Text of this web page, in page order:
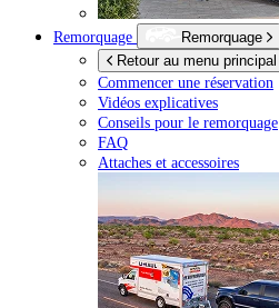
Remorquage
Remorquage
Retour au menu principal
Commencer une réservation
Vidéos explicatives
Conseils pour le remorquage
FAQ
Attaches et accessoires